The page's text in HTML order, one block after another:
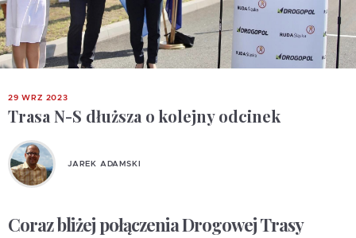
29 WRZ 2023
Trasa N-S dłuższa o kolejny odcinek
JAREK ADAMSKI
Coraz bliżej połączenia Drogowej Trasy